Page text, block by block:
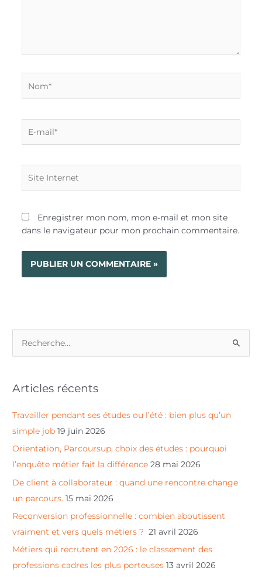
mail*
Internet
Enregistrer mon nom, mon e-mail et mon site
dans le navigateur pour mon prochain commentaire.
h
r
:
Articles récents
Travailler pendant ses études ou l’été : bien plus qu’un
simple job 19 juin 2026
Orientation, Parcoursup, choix des études : pourquoi
l’enquête métier fait la différence 28 mai 2026
De client à collaborateur : quand une rencontre change
un parcours. 15 mai 2026
Reconversion professionnelle : combien aboutissent
vraiment et vers quels métiers ? 21 avril 2026
Métiers qui recrutent en 2026 : le classement des
professions cadres les plus porteuses 13 avril 2026